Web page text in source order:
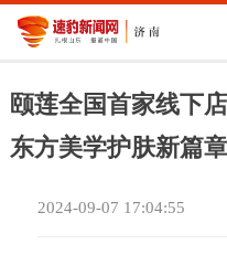
颐莲全国首家线下
东方美学护肤新篇章
2024-09-07 17:04:55